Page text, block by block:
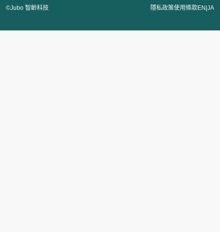
©Jubo 智齡科技 隱私政策使用條款EN JA